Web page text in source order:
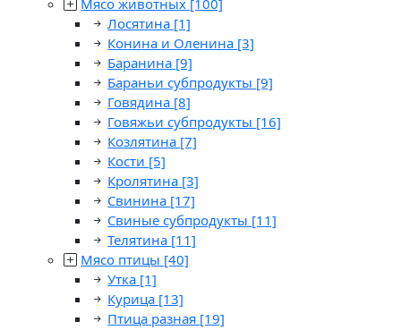
Мясо животных [100]
Лосятина [1]
Конина и Оленина [3]
Баранина [9]
Бараньи субпродукты [9]
Говядина [8]
Говяжьи субпродукты [16]
Козлятина [7]
Кости [5]
Кролятина [3]
Свинина [17]
Свиные субпродукты [11]
Телятина [11]
Мясо птицы [40]
Утка [1]
Курица [13]
Птица разная [19]